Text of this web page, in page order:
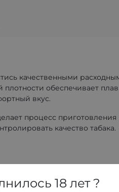
18 лет ?
качественными
обеспечивает
вкус.
процесс приготовления
качество табака.